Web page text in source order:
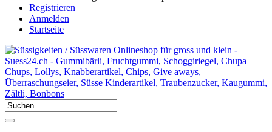
Registrieren
Anmelden
Startseite